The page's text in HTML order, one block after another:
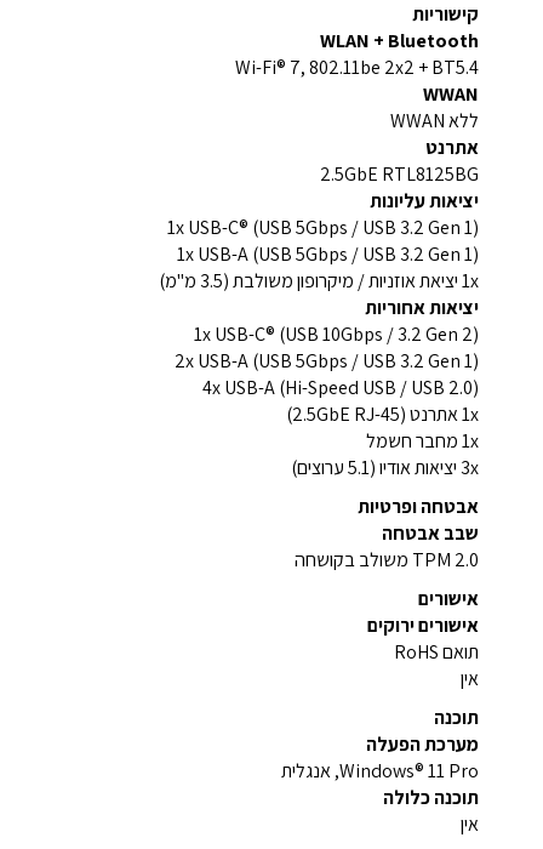
קישוריות
WLAN + Bluetooth
Wi-Fi® 7, 802.11be 2x2 + BT5.4
WWAN
ללא WWAN
אתרנט
2.5GbE RTL8125BG
יציאות עליונות
1x USB-C® (USB 5Gbps / USB 3.2 Gen 1)
1x USB-A (USB 5Gbps / USB 3.2 Gen 1)
1x יציאת אוזניות / מיקרופון משולבת (3.5 מ"מ)
יציאות אחוריות
1x USB-C® (USB 10Gbps / 3.2 Gen 2)
2x USB-A (USB 5Gbps / USB 3.2 Gen 1)
4x USB-A (Hi-Speed USB / USB 2.0)
1x אתרנט (2.5GbE RJ-45)
1x מחבר חשמל
3x יציאות אודיו (5.1 ערוצים)
אבטחה ופרטיות
שבב אבטחה
TPM 2.0 משולב בקושחה
אישורים
אישורים ירוקים
תואם RoHS
אין
תוכנה
מערכת הפעלה
Windows® 11 Pro, אנגלית
תוכנה כלולה
אין